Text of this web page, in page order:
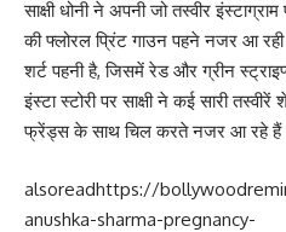
साक्षी धोनी ने अपनी जो तस्वीर
की फ्लोरल प्रिंट गाउन पहने नजर आ
शर्ट पहनी है, जिसमें रेड और ग्रीन
इंस्टा स्टोरी पर साक्षी ने कई सारी
फ्रेंड्स के साथ चिल करते नजर आ रहे
alsoreadhttps://
anushka-sharma-pregnancy-